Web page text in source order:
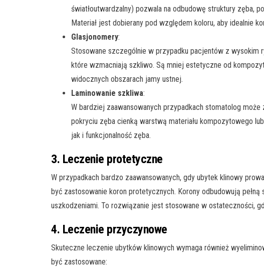
światłoutwardzalny) pozwala na odbudowę struktury zęba,
Materiał jest dobierany pod względem koloru, aby idealnie
Glasjonomery:
Stosowane szczególnie w przypadku pacjentów z wysokim
które wzmacniają szkliwo. Są mniej estetyczne od
widocznych obszarach jamy ustnej.
Laminowanie szkliwa:
W bardziej zaawansowanych przypadkach stomatolog
pokryciu zęba cienką warstwą materiału kompozytowego
jak i funkcjonalność zęba.
3. Leczenie protetyczne
W przypadkach bardzo zaawansowanych, gdy ubytek klinowy
być zastosowanie koron protetycznych. Korony odbudowują
uszkodzeniami. To rozwiązanie jest stosowane w ostateczności,
4. Leczenie przyczynowe
Skuteczne leczenie ubytków klinowych wymaga również
być zastosowane: